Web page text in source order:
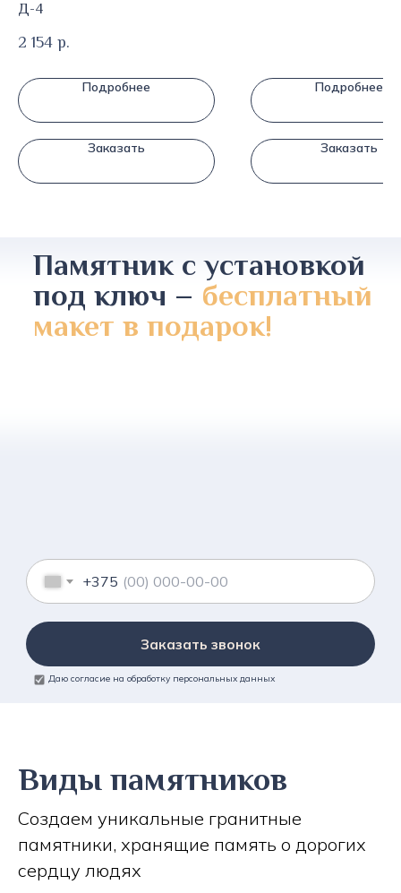
Д-4
2 154 р.
Подробнее
Заказать
Подробнее
Заказать
Памятник с установкой
под ключ – бесплатный
макет в подарок!
+375
Заказать звонок
Даю согласие на обработку персональных данных
Виды памятников
Создаем уникальные гранитные
памятники, хранящие память о дорогих
сердцу людях